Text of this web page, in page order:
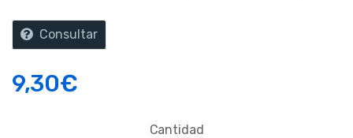
Consultar
9,30€
Cantidad